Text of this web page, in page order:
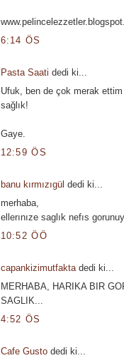
6:14 ÖS
Pasta Saati dedi ki...
Ufuk, ben de çok merak
sağlık!
Gaye.
12:59 ÖS
banu kırmızıgül dedi ki...
merhaba,
ellerınıze saglık nefıs
10:52 ÖÖ
capankizimutfaktadedi ki...
MERHABA, HARIKA BIR
SAGLIK...
4:52 ÖS
Cafe Gustodedi ki...